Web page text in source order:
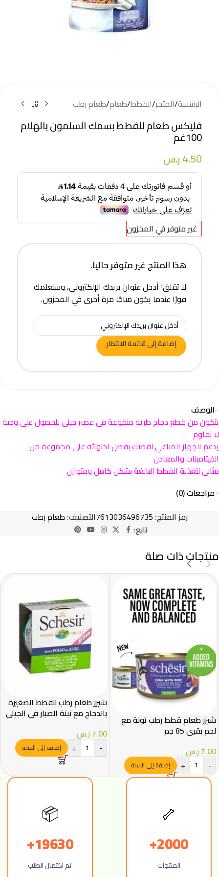
الرئيسية/المتجر/القطط/طعام/طعام رطب
فليكس طعام للقطط بسمك السلمون بالهلام
100غم
4.50ر.س
غير متوفر في المخزون
هذا المنتج غير متوفر حالياً.
لا تقلق! أدخل عنوان بريدك الإلكتروني، وسنعلمك
فورًا عندما يكون متاحًا مرة أخرى في المخزون.
إضافة إلى قائمة الانتظار
الوصف
يتكون من قطع دجاج طرية منقوعة في عصير جيلي للحصول على وجبة
لا تقاوم
يدعم الجهاز المناعي لقطتك بفضل احتوائه على مجموعة من
الفيتامينات والمعادن
مثالي لتغذية القطط البالغة بشكل كامل ومتوازن
مراجعات (0)
رمز المنتج: 7613036496735التصنيف: طعام رطب
تابع:
منتجات ذات صلة
شيزر طعام قطط رطب تونة مع
لحم بقري 85 جم
7.00ر.س
-
+ إضافة إلى السلة
شيزر طعام رطب للقطط الصغيرة
بالدجاج مع نبتة الصبار في الجيلي
7.00ر.س
-
+ إضافة إلى السلة
🦴
2000+
المنتجات
📦
19630+
تم اكتمال الطلب